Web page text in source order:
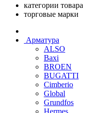
категории товара
торговые марки
Арматура
ALSO
Baxi
BROEN
BUGATTI
Cimberio
Global
Grundfos
Hermes